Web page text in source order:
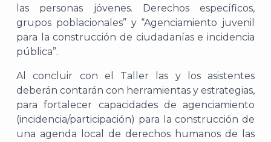
las personas jóvenes. Derechos específicos,
grupos poblacionales” y “Agenciamiento juvenil
para la construcción de ciudadanías e incidencia
pública”.
Al concluir con el Taller las y los asistentes
deberán contarán con herramientas y estrategias,
para fortalecer capacidades de agenciamiento
(incidencia/participación) para la construcción de
una agenda local de derechos humanos de las